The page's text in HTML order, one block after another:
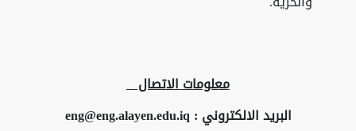
معلومات الاتصال
البريد الالكتروني :eng@eng.alayen.edu.iq